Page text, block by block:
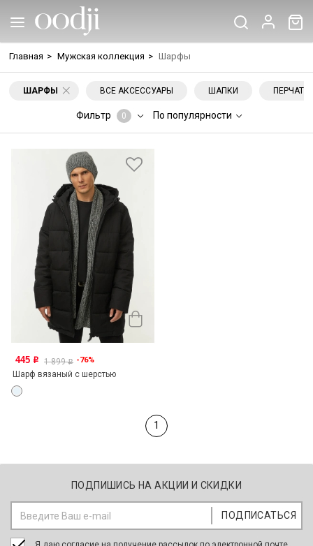
Главная > Мужская коллекция > Шарфы
ШАРФЫ ВСЕ АКСЕССУАРЫ ШАПКИ
Фильтр 0 По популярности
445 o 1 899o -76%
Шарф вязаный с шерстью
1
ПОДПИШИСЬ НА АКЦИИ И СКИДКИ